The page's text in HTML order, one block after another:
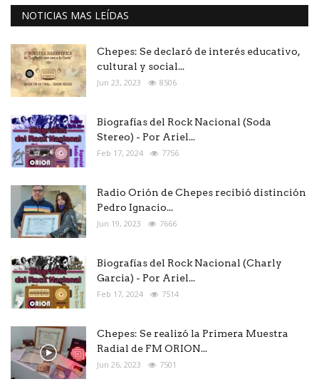
NOTICIAS MAS LEÍDAS
Chepes: Se declaró de interés educativo,
cultural y social...
Jun 23, 2023 8506
Biografías del Rock Nacional (Soda
Stereo) - Por Ariel...
Feb 17, 2024 7756
Radio Orión de Chepes recibió distinción
Pedro Ignacio...
Jun 19, 2023 7666
Biografías del Rock Nacional (Charly
Garcia) - Por Ariel...
Feb 17, 2024 7514
Chepes: Se realizó la Primera Muestra
Radial de FM ORION...
Jun 26, 2023 7501